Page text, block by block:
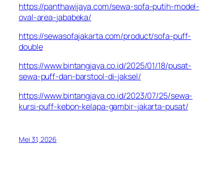
https://panthawijaya.com/sewa-sofa-putih-model-
oval-area-jababeka/
https://sewasofajakarta.com/product/sofa-puff-
double
https://www.bintangjaya.co.id/2025/01/18/pusat-
sewa-puff-dan-barstool-di-jaksel/
https://www.bintangjaya.co.id/2023/07/25/sewa-
kursi-puff-kebon-kelapa-gambir-jakarta-pusat/
Mei 31, 2026